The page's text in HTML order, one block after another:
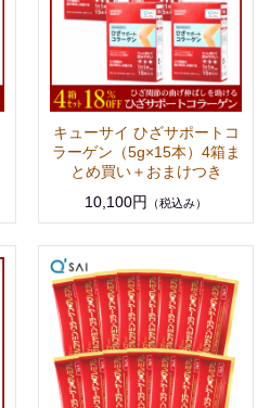
キューサイ ひざサポートコ
ラーゲン（5g×15本）4箱ま
とめ買い＋おまけつき
10,100円 （税込み）